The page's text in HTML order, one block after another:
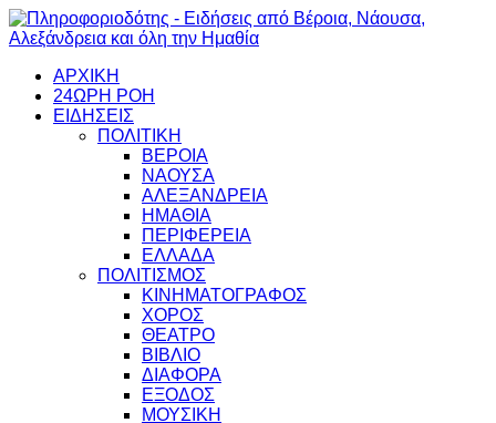
ΑΡΧΙΚΗ
24ΩΡΗ ΡΟΗ
ΕΙΔΗΣΕΙΣ
ΠΟΛΙΤΙΚΗ
ΒΕΡΟΙΑ
ΝΑΟΥΣΑ
ΑΛΕΞΑΝΔΡΕΙΑ
ΗΜΑΘΙΑ
ΠΕΡΙΦΕΡΕΙΑ
ΕΛΛΑΔΑ
ΠΟΛΙΤΙΣΜΟΣ
ΚΙΝΗΜΑΤΟΓΡΑΦΟΣ
ΧΟΡΟΣ
ΘΕΑΤΡΟ
ΒΙΒΛΙΟ
ΔΙΑΦΟΡΑ
ΕΞΟΔΟΣ
ΜΟΥΣΙΚΗ